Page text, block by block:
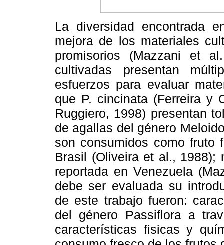
La diversidad encontrada
mejora de los materiales
promisorios (Mazzani et
cultivadas presentan
esfuerzos para evaluar
que P. cincinata (Ferreira y
Ruggiero, 1998) presentan
de agallas del género
son consumidos como fruto
Brasil (Oliveira et al.,
reportada en Venezuela
debe ser evaluada su
de este trabajo fueron:
del género Passiflora a
características fisicas y